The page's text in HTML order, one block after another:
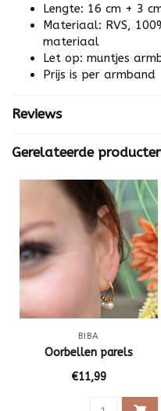
Lengte: 16 cm + 3
Materiaal: RVS,
materiaal
Let op: muntjes
Prijs is per armband
Reviews
Gerelateerde
BIBA
Oorbellen parels
€11,99